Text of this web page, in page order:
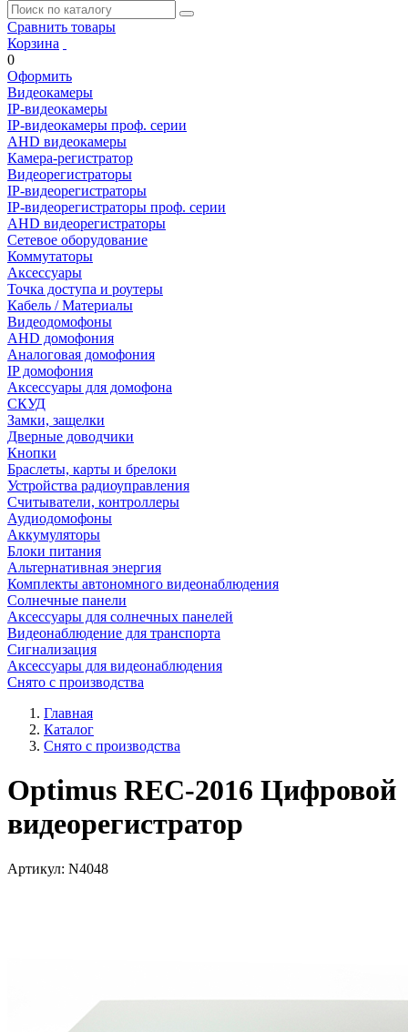
Сравнить товары
Корзина
0
Оформить
Видеокамеры
IP-видеокамеры
IP-видеокамеры проф. серии
AHD видеокамеры
Камера-регистратор
Видеорегистраторы
IP-видеорегистраторы
IP-видеорегистраторы проф. серии
AHD видеорегистраторы
Сетевое оборудование
Коммутаторы
Аксессуары
Точка доступа и роутеры
Кабель / Материалы
Видеодомофоны
AHD домофония
Аналоговая домофония
IP домофония
Аксессуары для домофона
СКУД
Замки, защелки
Дверные доводчики
Кнопки
Браслеты, карты и брелоки
Устройства радиоуправления
Считыватели, контроллеры
Аудиодомофоны
Аккумуляторы
Блоки питания
Альтернативная энергия
Комплекты автономного видеонаблюдения
Солнечные панели
Аксессуары для солнечных панелей
Видеонаблюдение для транспорта
Сигнализация
Аксессуары для видеонаблюдения
Снято с производства
Главная
Каталог
Снято с производства
Optimus REC-2016 Цифровой
видеорегистратор
Артикул: N4048